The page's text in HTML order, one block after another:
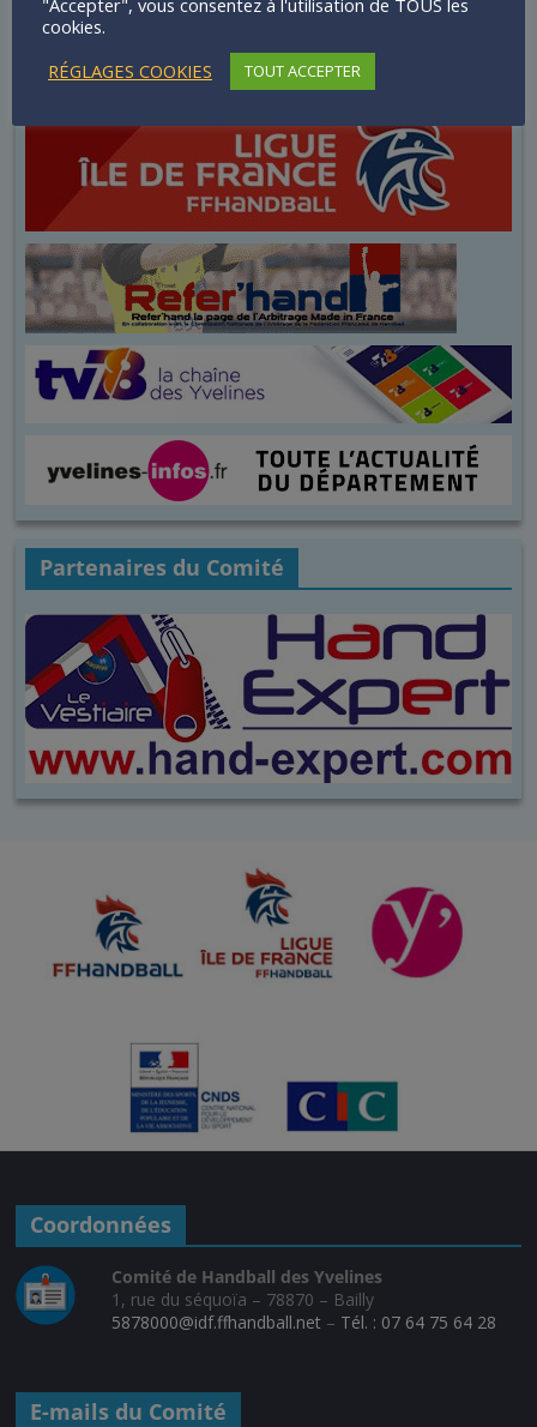
Partenaires du Comité
Coordonnées
Comité de Handball des Yvelines
1, rue du séquoïa – 78870 – Bailly
5878000@idf.ffhandball.net – Tél. : 07 64 75 64 28
E-mails du Comité
cookies.
RÉGLAGES COOKIES
TOUT ACCEPTER